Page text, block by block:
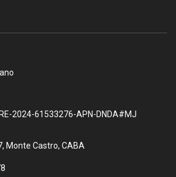
2024-61533276-APN-DNDA#MJ
Monte Castro, CABA